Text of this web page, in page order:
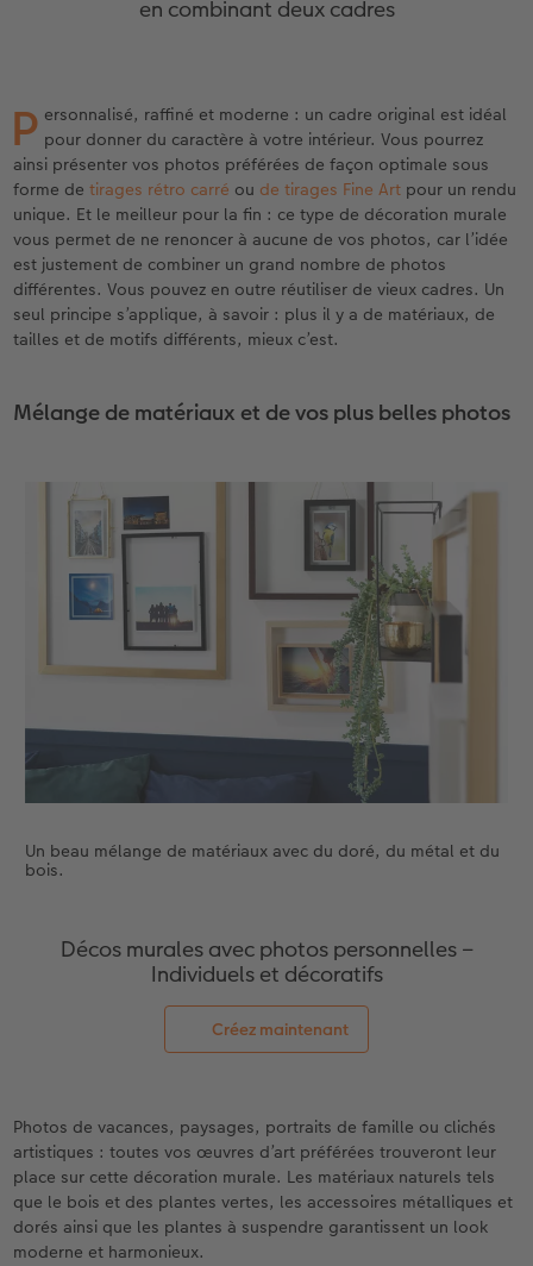
Étui personnalisé
LIVRE PHOTO CEWE Bébé
Couverture en cuir et en lin
Premières étapes
Possibilités de commande
Exemples
Témoignages clients
Accessoires
Tirages photo sur papier recyclé
Lot de photos
Autocollants photo
Tirages immédiats
Photo d’identité
Accessoires
Affiche carte personnalisée
hexxas
Photo sous plexi
Photo sur alu-dibond
Photo sur bois
Tableau photo Prestige
Photo sur carton mousse
Conseils décoration murale
Autres occasions
Cartes photo
Cartes postales
Carte à l’unité
Décoration
École et bureau
Animaux de compagnie
Faber-Castell
Tirages créatifs
Boîte cadeau photo
Idées de cadeaux
Boîte à friandises personnalisée
Calendriers muraux avec design
Calendrier mural A4 Panorama
Calendrier mural A3
Calendrier de bureau carré
Accessoires
Carte de vœux personnalisée
Pêle-mêle
Photo polyptique
Photos d’identité biométriques
Trouvez un magasin
pour l’anniversaire
Cadeaux pour le départ
Cadeaux photo pour Pâques
pour les jeunes mariés
pour l’EVJF
Mariage
Concours photos
Témoignages
App
en combinant deux cadres
P ersonnalisé, raffiné et moderne : un cadre original est idéal
pour donner du caractère à votre intérieur. Vous pourrez
ainsi présenter vos photos préférées de façon optimale sous
forme detirages rétro carré ou de tirages Fine Art pour un rendu
unique. Et le meilleur pour la fin : ce type de décoration murale
vous permet de ne renoncer à aucune de vos photos, car l’idée
est justement de combiner un grand nombre de photos
différentes. Vous pouvez en outre réutiliser de vieux cadres. Un
seul principe s’applique, à savoir : plus il y a de matériaux, de
tailles et de motifs différents, mieux c’est.
Mélange de matériaux et de vos plus belles photos
Un beau mélange de matériaux avec du doré, du métal et du
bois.
Décos murales avec photos personnelles –
Individuels et décoratifs
Créez maintenant
Photos de vacances, paysages, portraits de famille ou clichés
artistiques : toutes vos œuvres d’art préférées trouveront leur
place sur cette décoration murale. Les matériaux naturels tels
que le bois et des plantes vertes, les accessoires métalliques et
dorés ainsi que les plantes à suspendre garantissent un look
moderne et harmonieux.